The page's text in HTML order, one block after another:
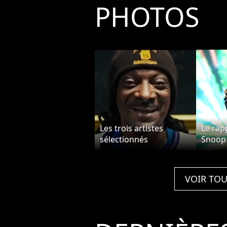
PHOTOS
Les trois artistes
sélectionnés
Le
l'O2
VOIR